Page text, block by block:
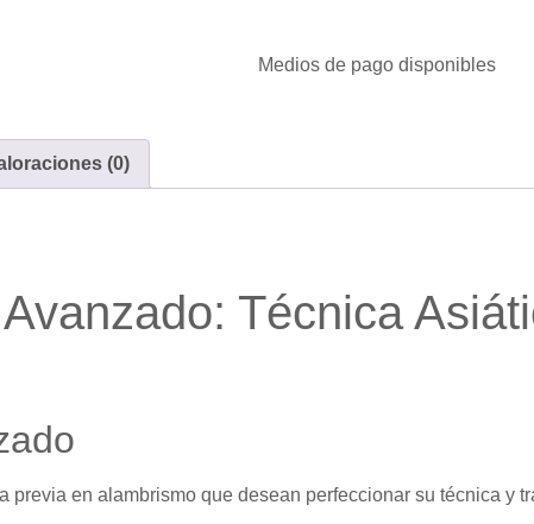
Medios de pago disponibles
(0)
Técnica
previa en alambrismo que desean perfeccionar su técnica y